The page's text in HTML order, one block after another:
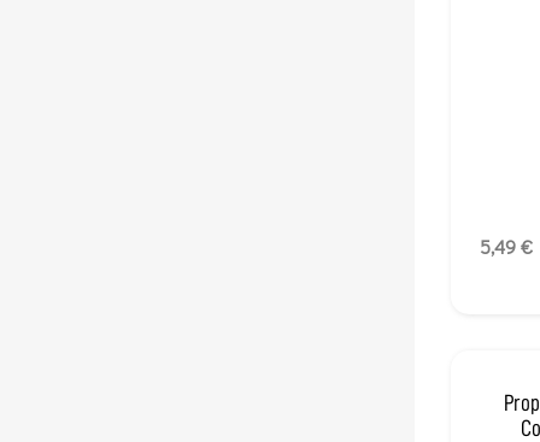
5,49 €